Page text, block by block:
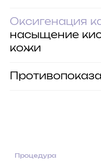
Оксигенация
насыщение
кожи
Процедура
+7